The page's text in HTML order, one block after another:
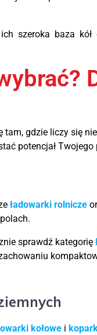
szeroka baza kół
gdzie liczy się
potencjał
ładowarki rolnicze
sprawdź kategorię
kołowe i